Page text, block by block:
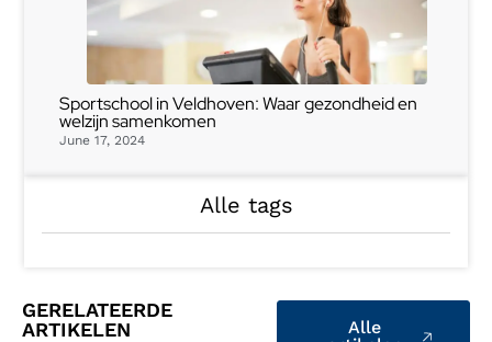
Sportschool in Veldhoven: Waar gezondheid en
welzijn samenkomen
June 17, 2024
Alle tags
GERELATEERDE
ARTIKELEN
Alle